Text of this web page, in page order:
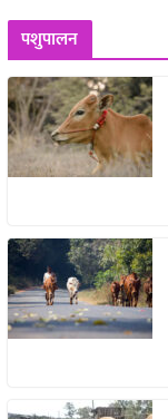
पशुपालन